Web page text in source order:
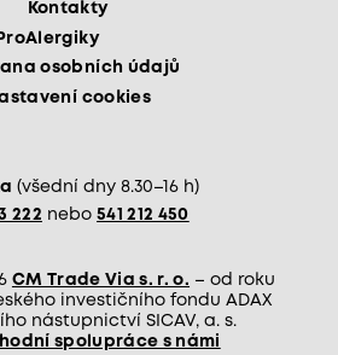
Kontakty
osobních údajů
cookies
(všední dny 8.30–16 h)
222 nebo 541 212 450
CM Trade Via s. r. o. – od roku
investičního fondu ADAX
nástupnictví SICAV, a. s.
spolupráce s námi